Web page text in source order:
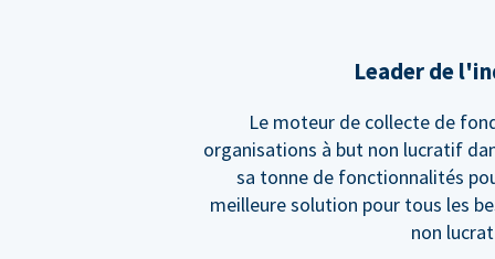
Leader de
Le moteur de collecte de
organisations à but non lucratif
sa tonne de fonctionnalités
meilleure solution pour tous les
non